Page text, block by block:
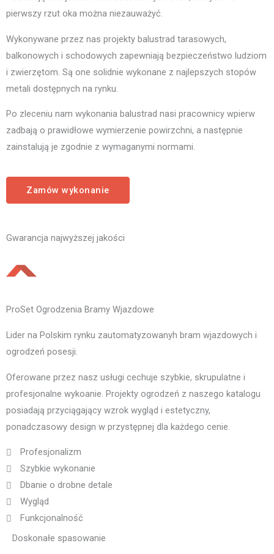
pierwszy rzut oka można niezauważyć.
Wykonywane przez nas projekty balustrad tarasowych,
balkonowych i schodowych zapewniają bezpieczeństwo ludziom
i zwierzętom. Są one solidnie wykonane z najlepszych stopów
metali dostępnych na rynku.
Po zleceniu nam wykonania balustrad nasi pracownicy wpierw
zadbają o prawidłowe wymierzenie powirzchni, a następnie
zainstalują je zgodnie z wymaganymi normami.
Zamów wykonanie
Gwarancja najwyższej jakości
ProSet Ogrodzenia Bramy Wjazdowe
Lider na Polskim rynku zautomatyzowanyh bram wjazdowych i
ogrodzeń posesji.
Oferowane przez nasz usługi cechuje szybkie, skrupulatne i
profesjonalne wykoanie. Projekty ogrodzeń z naszego katalogu
posiadają przyciągający wzrok wygląd i estetyczny,
ponadczasowy design w przystępnej dla każdego cenie.
Profesjonalizm
Szybkie wykonanie
Dbanie o drobne detale
Wygląd
Funkcjonalność
Doskonałe spasowanie